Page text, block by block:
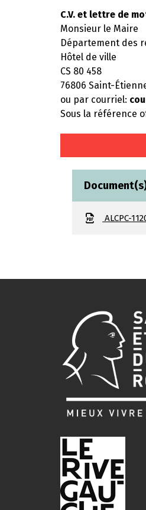
C.V. et lettre de
Monsieur le Maire
Département des
Hôtel de ville
CS 80 458
76806 Saint-
ou par courriel:
Sous la référence
ALCPC-